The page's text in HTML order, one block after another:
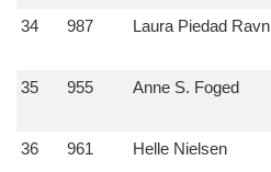
34 987 Laura Piedad Ravn
35 955 Anne S. Foged
36 961 Helle Nielsen